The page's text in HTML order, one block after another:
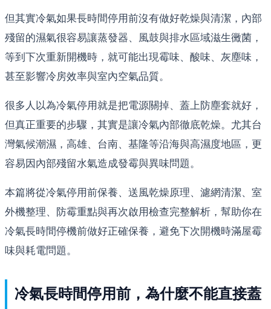
但其實冷氣如果長時間停用前沒有做好乾燥與清潔，內部
殘留的濕氣很容易讓蒸發器、風鼓與排水區域滋生黴菌，
等到下次重新開機時，就可能出現霉味、酸味、灰塵味，
甚至影響冷房效率與室內空氣品質。
很多人以為冷氣停用就是把電源關掉、蓋上防塵套就好，
但真正重要的步驟，其實是讓冷氣內部徹底乾燥。尤其台
灣氣候潮濕，高雄、台南、基隆等沿海與高濕度地區，更
容易因內部殘留水氣造成發霉與異味問題。
本篇將從冷氣停用前保養、送風乾燥原理、濾網清潔、室
外機整理、防霉重點與再次啟用檢查完整解析，幫助你在
冷氣長時間停機前做好正確保養，避免下次開機時滿屋霉
味與耗電問題。
冷氣長時間停用前，為什麼不能直接蓋